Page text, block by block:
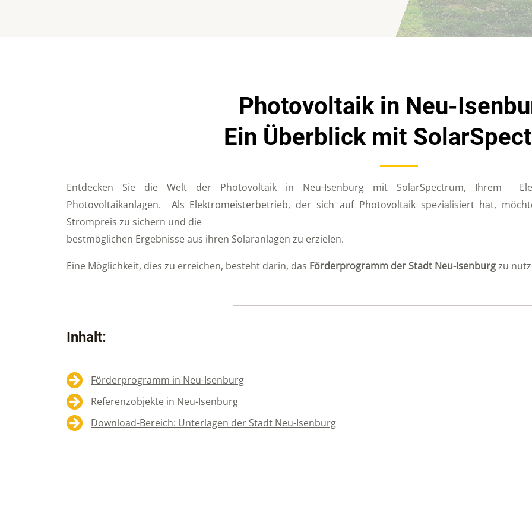
Photovoltaik in Neu-
Ein Überblick mit
Entdecken Sie die Welt der Photovoltaik in Neu-Isenburg mit SolarSpectrum, Ihrem
Photovoltaikanlagen. Als Elektromeisterbetrieb, der sich auf Photovoltaik spezialisiert hat,
Strompreis zu sichern und die
bestmöglichen Ergebnisse aus ihren Solaranlagen zu erzielen.
Eine Möglichkeit, dies zu erreichen, besteht darin, das Förderprogramm der Stadt Neu-Isenburgzu
Inhalt:
Förderprogramm in Neu-Isenburg
Referenzobjekte in Neu-Isenburg
Download-Bereich: Unterlagen der Stadt Neu-Isenburg